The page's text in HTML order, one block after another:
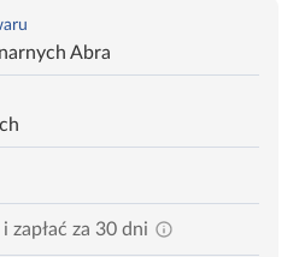
Abra
zapłać za 30 dni